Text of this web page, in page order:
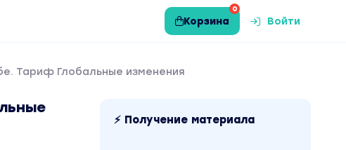
0
Корзина Войти
Тариф Глобальные изменения
⚡ Получение материала